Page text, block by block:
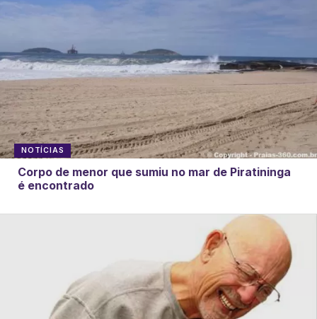
NOTÍCIAS
Corpo de menor que sumiu no mar de Piratininga
é encontrado